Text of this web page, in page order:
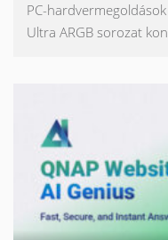
PC-
Ultra ARGB sorozat